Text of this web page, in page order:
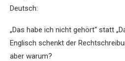
Deutsch:
„Das habe ich nicht gehört“ statt
Englisch schenkt der
aber warum?